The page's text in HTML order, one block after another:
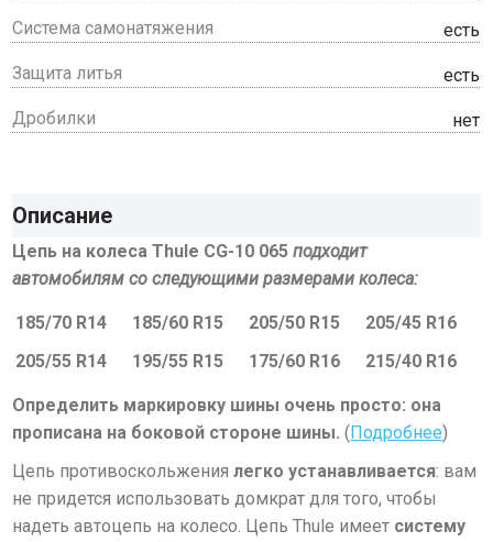
Система самонатяжения есть
Защита литья есть
Дробилки нет
Описание
Цепь на колеса Thule CG-10 065 подходит
автомобилям со следующими размерами колеса:
185/70 R14 185/60 R15 205/50 R15
205/45 R16
205/55 R14
195/55 R15 175/60 R16 215/40 R16
Определить маркировку шины очень просто: она
прописана на боковой стороне шины.(Подробнее)
Цепь противоскольжениялегко устанавливается: вам
не придется использовать домкрат для того, чтобы
надеть автоцепь на колесо. Цепь Thule имеет систему